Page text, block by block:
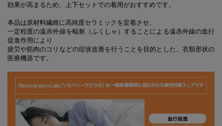
効果が高まるため、上下セットでの着用がおすすめです。
本品は原材料繊維に高純度セラミックを定着させ、
一定程度の遠赤外線を輻射（ふくしゃ）することによる遠赤外線の血行
促進作用により
疲労や筋肉のコリなどの症状改善を行うことを目的とした、衣類形状の
医療機器です。